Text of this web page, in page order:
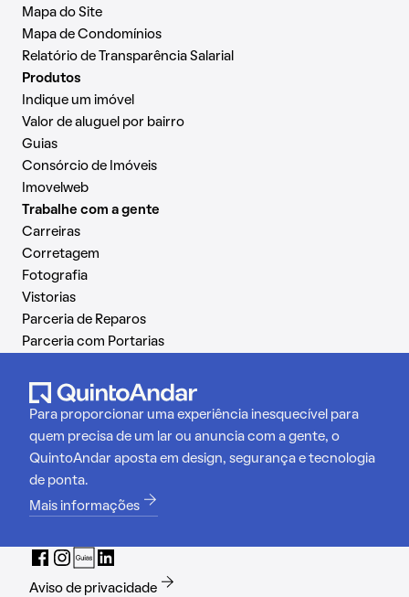
Mapa do Site
Mapa de Condomínios
Relatório de Transparência Salarial
Produtos
Indique um imóvel
Valor de aluguel por bairro
Guias
Consórcio de Imóveis
Imovelweb
Trabalhe com a gente
Carreiras
Corretagem
Fotografia
Vistorias
Parceria de Reparos
Parceria com Portarias
Para proporcionar uma experiência inesquecível para
quem precisa de um lar ou anuncia com a gente, o
QuintoAndar aposta em design, segurança e tecnologia
de ponta.
Mais informações
Aviso de privacidade